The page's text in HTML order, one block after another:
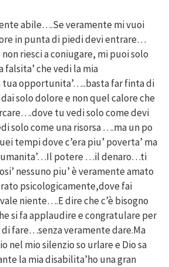
abile….Se veramente mi vuoi
in punta di piedi devi entrare…
riesci a coniugare, mi puoi solo
falsita’ che vedi la mia
tua opportunita’…..basta far finta di
solo dolore e non quel calore che
tu vedi solo come devi
solo come una risorsa ….ma un po
tempi dove c’era piu’ poverta’ ma
umanita’…Il potere …il denaro…ti
nessuno piu’ è veramente amato
psicologicamente,dove fai
niente….E dire che c’è bisogno
si fa applaudire e congratulare per
fare…senza veramente dare.Ma
nel mio silenzio so urlare e Dio sa
la mia disabilita’ho una gran